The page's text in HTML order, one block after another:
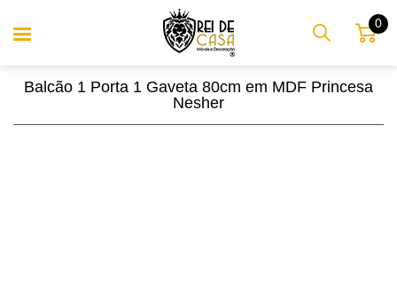
0
Balcão 1 Porta 1 Gaveta 80cm em MDF Princesa
Nesher